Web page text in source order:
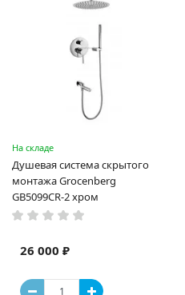
На складе
Душевая система скрытого
монтажа Grocenberg
GB5099CR-2 хром
26 000 ₽